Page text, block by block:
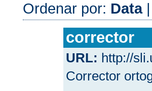
Ordenar por: Data|
corrector
URL: http://
Corrector